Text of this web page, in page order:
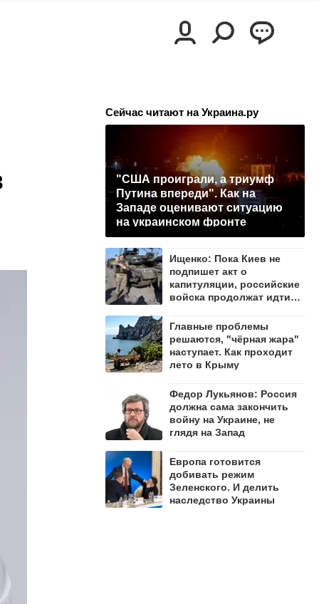
Сейчас читают на Украина.ру
"США проиграли, а триумф
Путина впереди". Как на
Западе оценивают ситуацию
на украинском фронте
Ищенко: Пока Киев не
подпишет акт о
капитуляции, российские
войска продолжат идти
Главные проблемы
решаются, "чёрная жара"
наступает. Как проходит
лето в Крыму
Федор Лукьянов: Россия
должна сама закончить
войну на Украине, не
глядя на Запад
Европа готовится
добивать режим
Зеленского. И делить
наследство Украины